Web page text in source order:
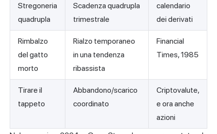
Stregoneria
quadrupla
Scadenza quadrupla
trimestrale
calendario
dei derivati
Rimbalzo
del gatto
morto
Rialzo temporaneo
in una tendenza
ribassista
Financial
Times, 1985
Tirare il
tappeto
Abbandono/scarico
coordinato
Criptovalute,
e ora anche
azioni